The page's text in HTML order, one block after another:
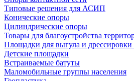
Типовые решения для АСИП
Конические опоры
Цилиндрические опоры
Товары для благоустройства
Площадки для выгула и дрессировки
Детские площадки
Встраиваемые батуты
Маломобильные группы населения